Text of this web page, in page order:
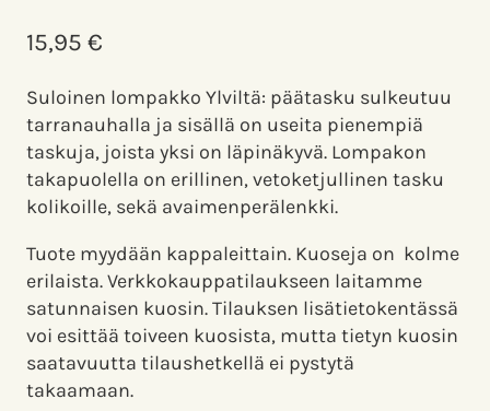
15,95 €
Suloinen lompakko Ylviltä: päätasku sulkeutuu
tarranauhalla ja sisällä on useita pienempiä
taskuja, joista yksi on läpinäkyvä. Lompakon
takapuolella on erillinen, vetoketjullinen tasku
kolikoille, sekä avaimenperälenkki.
Tuote myydään kappaleittain. Kuoseja on kolme
erilaista. Verkkokauppatilaukseen laitamme
satunnaisen kuosin. Tilauksen lisätietokentässä
voi esittää toiveen kuosista, mutta tietyn kuosin
saatavuutta tilaushetkellä ei pystytä
takaamaan.